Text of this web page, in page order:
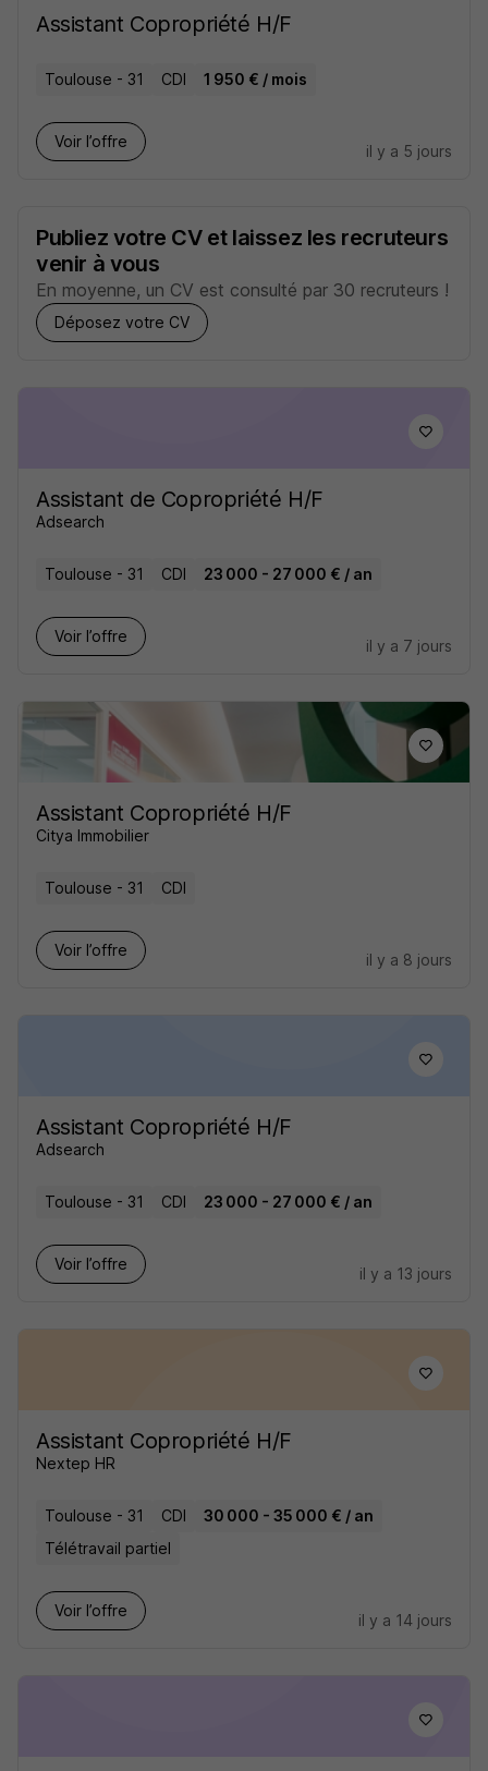
Assistant Copropriété H/F
Toulouse - 31 CDI 1 950 € / mois
Voir l’offre
il y a 5 jours
Publiez votre CV et laissez les recruteurs
venir à vous
En moyenne, un CV est consulté par 30 recruteurs !
Déposez votre CV
Assistant de Copropriété H/F
Adsearch
Toulouse - 31 CDI 23 000 - 27 000 € / an
Voir l’offre
il y a 7 jours
Assistant Copropriété H/F
Citya Immobilier
Toulouse - 31 CDI
Voir l’offre
il y a 8 jours
Assistant Copropriété H/F
Adsearch
Toulouse - 31 CDI 23 000 - 27 000 € / an
Voir l’offre
il y a 13 jours
Assistant Copropriété H/F
Nextep HR
Toulouse - 31 CDI
30 000 - 35 000 € / an
Télétravail partiel
Voir l’offre
il y a 14 jours